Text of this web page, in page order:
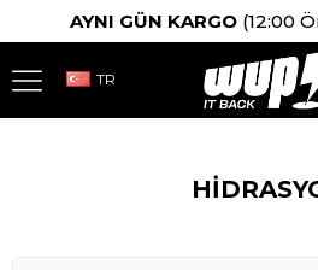
AYNI GÜN KARGO (12:00